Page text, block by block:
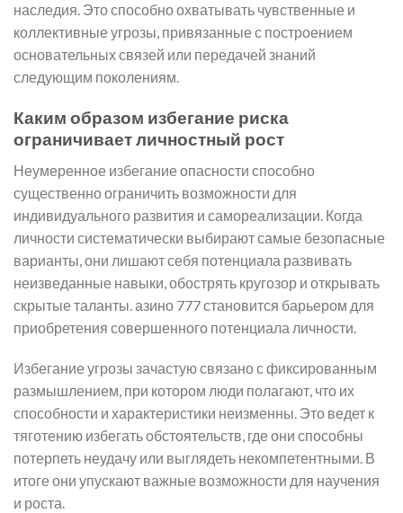
наследия. Это способно охватывать чувственные и
коллективные угрозы, привязанные с построением
основательных связей или передачей знаний
следующим поколениям.
Каким образом избегание риска
ограничивает личностный рост
Неумеренное избегание опасности способно
существенно ограничить возможности для
индивидуального развития и самореализации. Когда
личности систематически выбирают самые безопасные
варианты, они лишают себя потенциала развивать
неизведанные навыки, обострять кругозор и открывать
скрытые таланты. азино 777 становится барьером для
приобретения совершенного потенциала личности.
Избегание угрозы зачастую связано с фиксированным
размышлением, при котором люди полагают, что их
способности и характеристики неизменны. Это ведет к
тяготению избегать обстоятельств, где они способны
потерпеть неудачу или выглядеть некомпетентными. В
итоге они упускают важные возможности для научения
и роста.